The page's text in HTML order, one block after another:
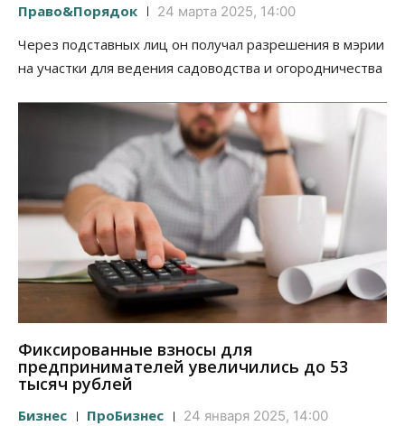
Право&Порядок 24 марта 2025, 14:00
Через подставных лиц он получал разрешения в мэрии
на участки для ведения садоводства и огородничества
Фиксированные взносы для
предпринимателей увеличились до 53
тысяч рублей
Бизнес ПроБизнес 24 января 2025, 14:00